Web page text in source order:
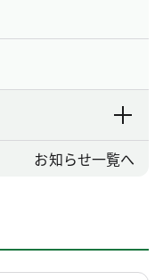
お知らせ一覧へ